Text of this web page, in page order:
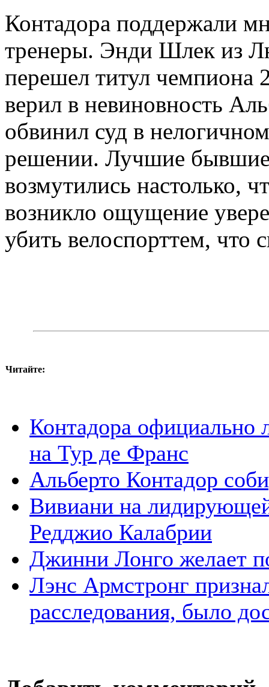
Контадора поддержали
тренеры. Энди Шлек из
перешел титул чемпиона
верил в невиновность
обвинил суд в
решении. Лучшие
возмутились настолько,
возникло ощущение
убить велоспорттем, что
Читайте:
Контадора официально
на Тур де Франс
Альберто Контадор
Вивиани на
Редджио Калабрии
Джинни Лонго желает
Лэнс Армстронг
расследования, было